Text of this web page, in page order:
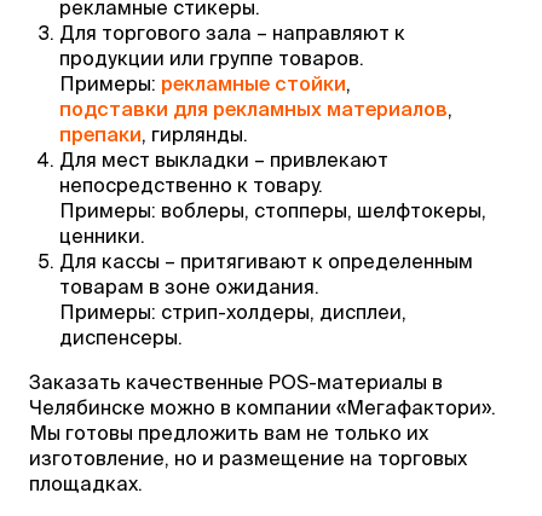
рекламные стикеры.
Для торгового зала – направляют к
продукции или группе товаров.
Примеры: рекламные стойки
подставки для рекламных материалов
препаки , гирлянды.
Для мест выкладки – привлекают
непосредственно к товару.
Примеры: воблеры, стопперы, шелфтокеры,
ценники.
Для кассы – притягивают к определенным
товарам в зоне ожидания.
Примеры: стрип-холдеры, дисплеи,
диспенсеры.
Заказать качественные POS-материалы в
Челябинске можно в компании «Мегафактори».
Мы готовы предложить вам не только их
изготовление, но и размещение на торговых
площадках.